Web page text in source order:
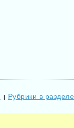
| Рубрики в